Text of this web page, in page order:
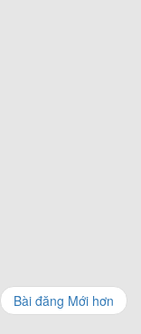
Bài đăng Mới hơn